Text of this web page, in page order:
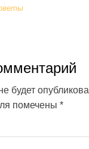
будет
помечены *